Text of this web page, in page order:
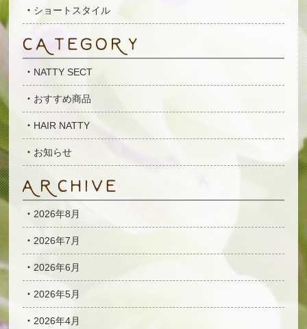
ショートスタイル
NATTY SECT
おすすめ商品
HAIR NATTY
お知らせ
2026年8月
2026年7月
2026年6月
2026年5月
2026年4月